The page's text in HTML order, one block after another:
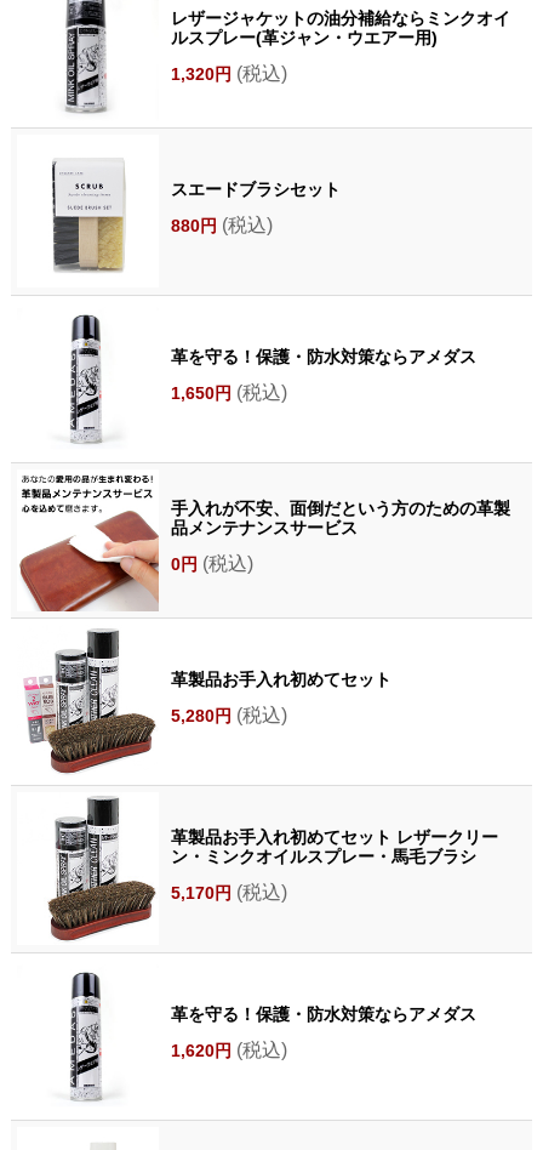
レザージャケットの油分補給ならミンクオイ
ルスプレー(革ジャン・ウエアー用)
1,320円 (税込)
スエードブラシセット
880円 (税込)
革を守る！保護・防水対策ならアメダス
1,650円 (税込)
手入れが不安、面倒だという方のための革製
品メンテナンスサービス
0円 (税込)
革製品お手入れ初めてセット
5,280円 (税込)
革製品お手入れ初めてセット レザークリー
ン・ミンクオイルスプレー・馬毛ブラシ
5,170円 (税込)
革を守る！保護・防水対策ならアメダス
1,620円 (税込)